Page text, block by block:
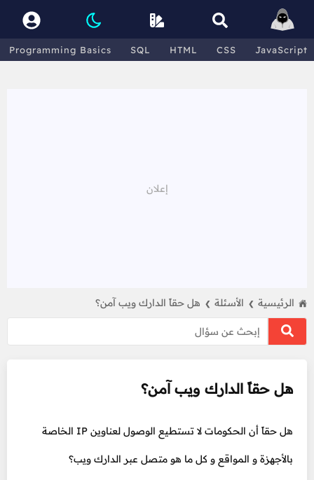
Programming Basics SQL HTML CSS JavaScript
الرئيسية ❯ الأسئلة ❯ هل حقاً الدارك ويب آمن؟
هل حقاً الدارك ويب آمن؟
هل حقاً أن الحكومات لا تستطيع الوصول لعناوين IP الخاصة
بالأجهزة و المواقع و كل ما هو متصل عبر الدارك ويب؟